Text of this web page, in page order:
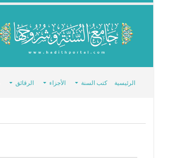
الرئيسية كتب السنة الأجزاء الرقائق